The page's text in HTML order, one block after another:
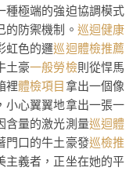
種極端的強迫協調模式
的防禦機制。 巡迴健康
虹色的邏巡迴體檢推薦
土豪一般勞檢則從悍馬
裡體檢項目拿出一個像
小心翼翼地拿出一張一
含量的激光測量巡迴體
門口的牛土豪發巡檢推
主義者，正坐在她的平